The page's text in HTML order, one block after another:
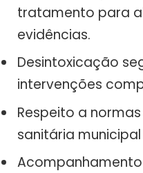
tratamento para
evidências.
Desintoxicação
intervenções
Respeito a
sanitária